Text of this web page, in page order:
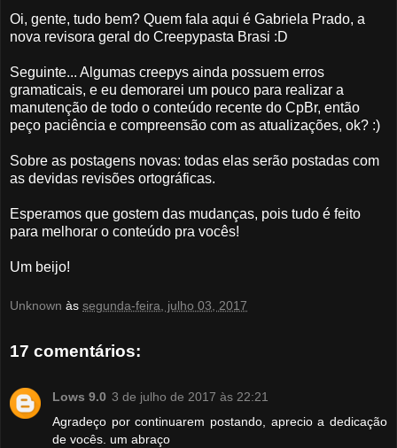
Oi, gente, tudo bem? Quem fala aqui é Gabriela Prado, a
nova revisora geral do Creepypasta Brasi :D
Seguinte... Algumas creepys ainda possuem erros
gramaticais, e eu demorarei um pouco para realizar a
manutenção de todo o conteúdo recente do CpBr, então
peço paciência e compreensão com as atualizações, ok? :)
Sobre as postagens novas: todas elas serão postadas com
as devidas revisões ortográficas.
Esperamos que gostem das mudanças, pois tudo é feito
para melhorar o conteúdo pra vocês!
Um beijo!
Unknown às segunda-feira, julho 03, 2017
17 comentários:
Lows 9.0 3 de julho de 2017 às 22:21
Agradeço por continuarem postando, aprecio a dedicação
de vocês. um abraço